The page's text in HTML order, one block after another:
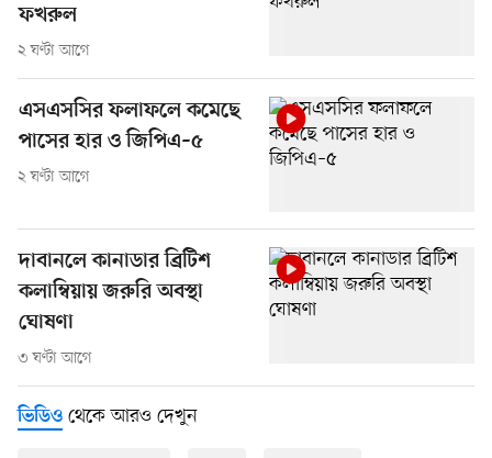
ফখরুল
২ ঘণ্টা আগে
এসএসসির ফলাফলে কমেছে
পাসের হার ও জিপিএ–৫
২ ঘণ্টা আগে
দাবানলে কানাডার ব্রিটিশ
কলাম্বিয়ায় জরুরি অবস্থা
ঘোষণা
৩ ঘণ্টা আগে
ভিডিও থেকে আরও দেখুন